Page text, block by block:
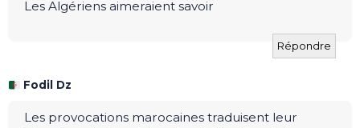
Les Algériens aimeraient savoir
Répondre
Fodil Dz
Les provocations marocaines traduisent leur